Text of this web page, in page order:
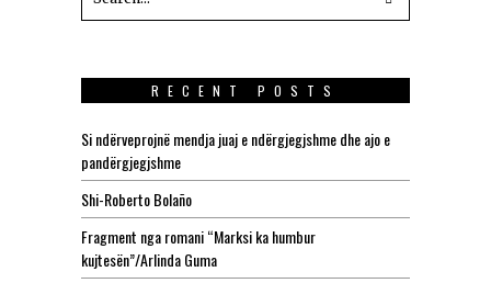
RECENT POSTS
Si ndërveprojnë mendja juaj e ndërgjegjshme dhe ajo e
pandërgjegjshme
Shi-Roberto Bolaño
Fragment nga romani “Marksi ka humbur
kujtesën”/Arlinda Guma